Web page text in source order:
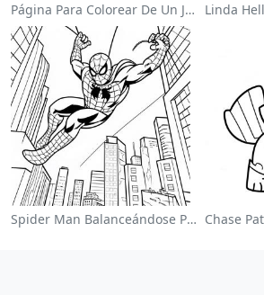
Página Para Colorear De Un Jardín De Flores Coloridas
Spider Man Balanceándose Por La Ciudad Para Colorear